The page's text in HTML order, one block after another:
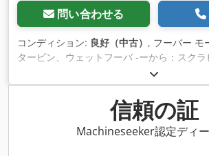
問い合わせる
コンディション: 良好（中古） , フーバー モ
タービン、ウェットフーバ -ーから：スク
カー ガンソー Dwsdpedwdrhefx Ahyoa -番
格：1個あたり -寸法：Ø 145/H210 mm -重
信頼の証
Machineseeker認定ディ